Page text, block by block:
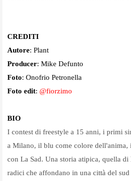
CREDITI
Autore: Plant
Producer: Mike Defunto
Foto: Onofrio Petronella
Foto edit: @fiorzimo
BIO
I contest di freestyle a 15 anni, i primi
a Milano, il blu come colore dell'anima,
con La Sad. Una storia atipica, quella di
radici che affondano in una città del